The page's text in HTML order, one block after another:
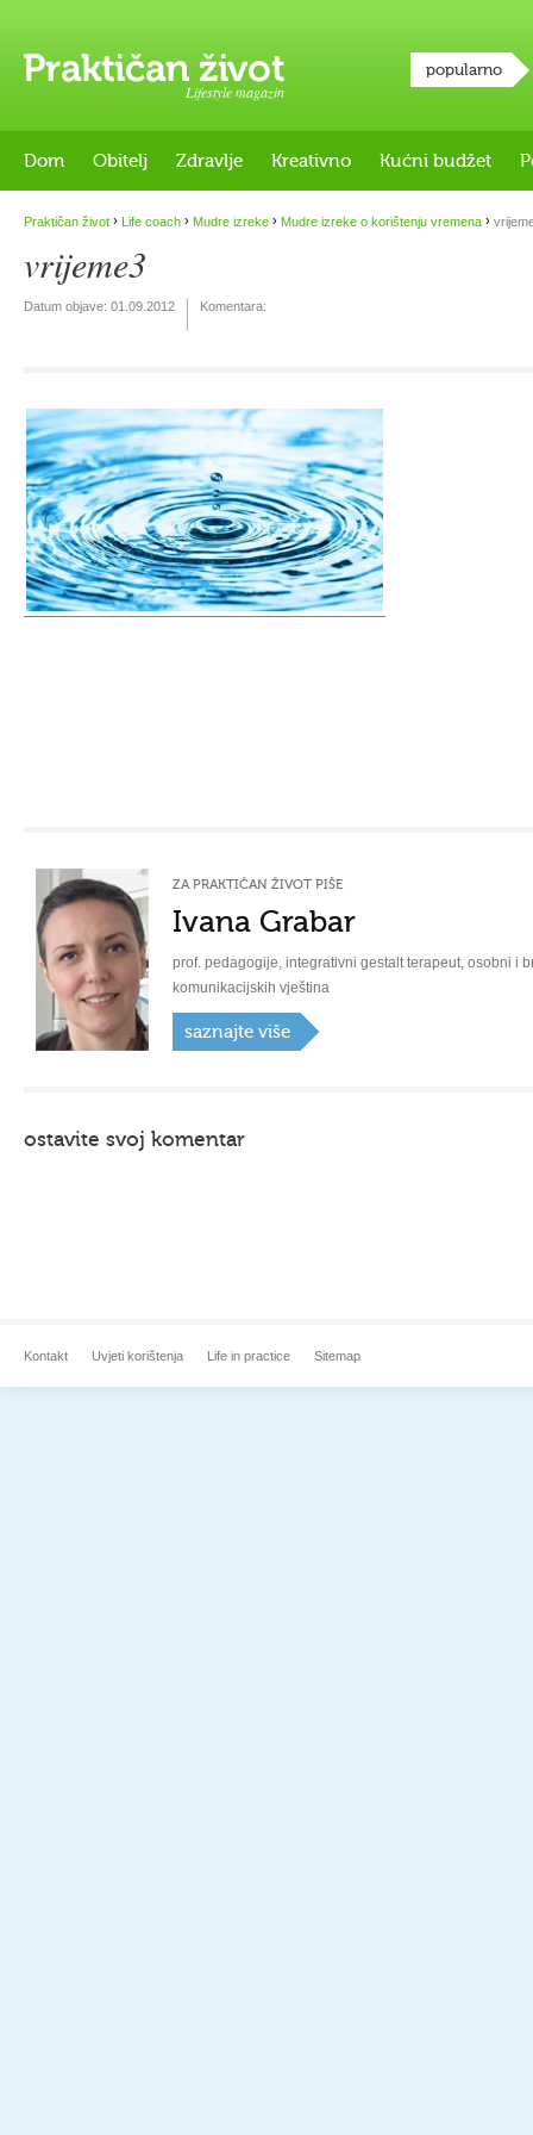
Lifestyle magazin
popularno
Dom Obitelj Zdravlje Kreativno Kućni budžet
Praktičan život › Life coach › Mudre izreke › Mudre izreke o korištenju vremena ›
vrijeme3
Datum objave: 01.09.2012 Komentara:
ZA PRAKTIČAN ŽIVOT PIŠE
Ivana Grabar
prof. pedagogije, integrativni gestalt terapeut, osobni i
komunikacijskih vještina
saznajte više
ostavite svoj komentar
Kontakt Uvjeti korištenja Life in practice Sitemap